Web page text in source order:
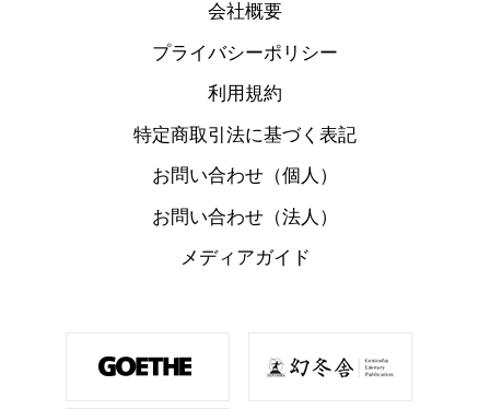
会社概要
プライバシーポリシー
利用規約
特定商取引法に基づく表記
お問い合わせ（個人）
お問い合わせ（法人）
メディアガイド